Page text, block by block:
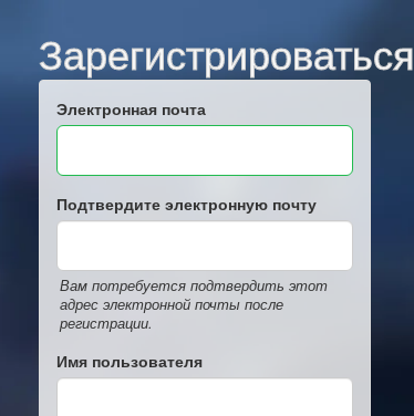
Зарегистрироваться
Электронная почта
Подтвердите электронную почту
Вам потребуется подтвердить этот
адрес электронной почты после
регистрации.
Имя пользователя